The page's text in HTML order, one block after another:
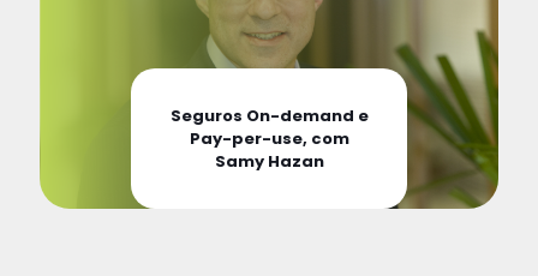
Seguros On-demand e
Pay-per-use, com
Samy Hazan